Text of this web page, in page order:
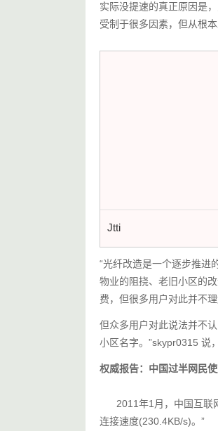
实际没提速的真正原因是
受制于很多因素，但从根
Jtti
“光纤改造是一个逐步推进
物业的阻挠、老旧小区的
费，但很多用户对此并不理
但众多用户对此说法并不
小区名字。”skypr0315 说
权威报告：中国过半网民
2011年1月，中国互联网
连接速度(230.4KB/s)。”